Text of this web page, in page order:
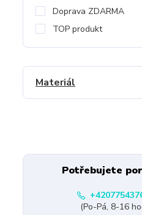
Doprava ZDARMA
TOP produkt
Materiál
Potřebujete
(Po-Pá, 8-16